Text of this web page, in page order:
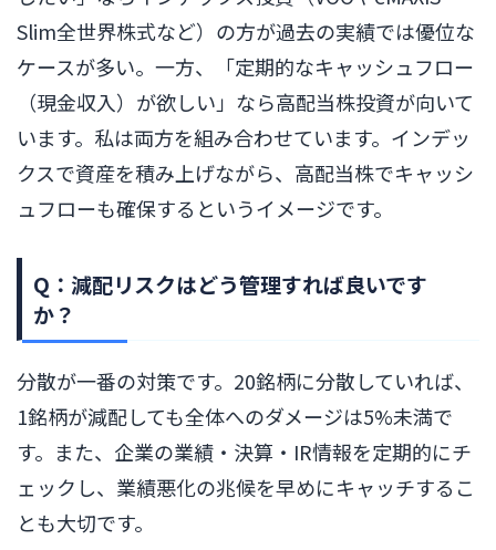
Slim全世界株式など）の方が過去の実績では優位な
ケースが多い。一方、「定期的なキャッシュフロー
（現金収入）が欲しい」なら高配当株投資が向いて
います。私は両方を組み合わせています。インデッ
クスで資産を積み上げながら、高配当株でキャッシ
ュフローも確保するというイメージです。
Q：減配リスクはどう管理すれば良いです
か？
分散が一番の対策です。20銘柄に分散していれば、
1銘柄が減配しても全体へのダメージは5%未満で
す。また、企業の業績・決算・IR情報を定期的にチ
ェックし、業績悪化の兆候を早めにキャッチするこ
とも大切です。